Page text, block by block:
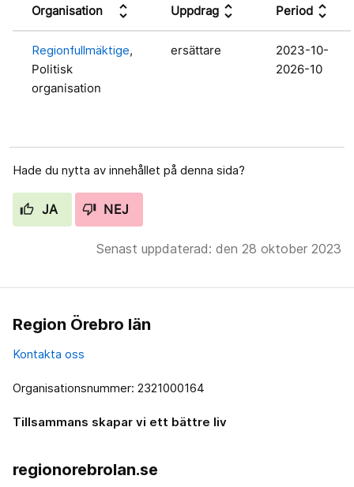
Organisation unfold_more Uppdrag unfold_more Period unfold_more
Regionfullmäktige,
Politisk
organisation
ersättare
2023-10-
2026-10
Hade du nytta av innehållet på denna sida?
JA NEJ
Senast uppdaterad: den 28 oktober 2023
Region Örebro län
Kontakta oss
Organisationsnummer: 2321000164
Tillsammans skapar vi ett bättre liv
regionorebrolan.se